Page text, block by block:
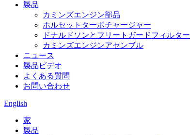
製品
カミンズエンジン部品
ホルセットターボチャージャー
ドナルドソンとフリートガードフィルター
カミンズエンジンアセンブル
ニュース
製品ビデオ
よくある質問
お問い合わせ
English
家
製品